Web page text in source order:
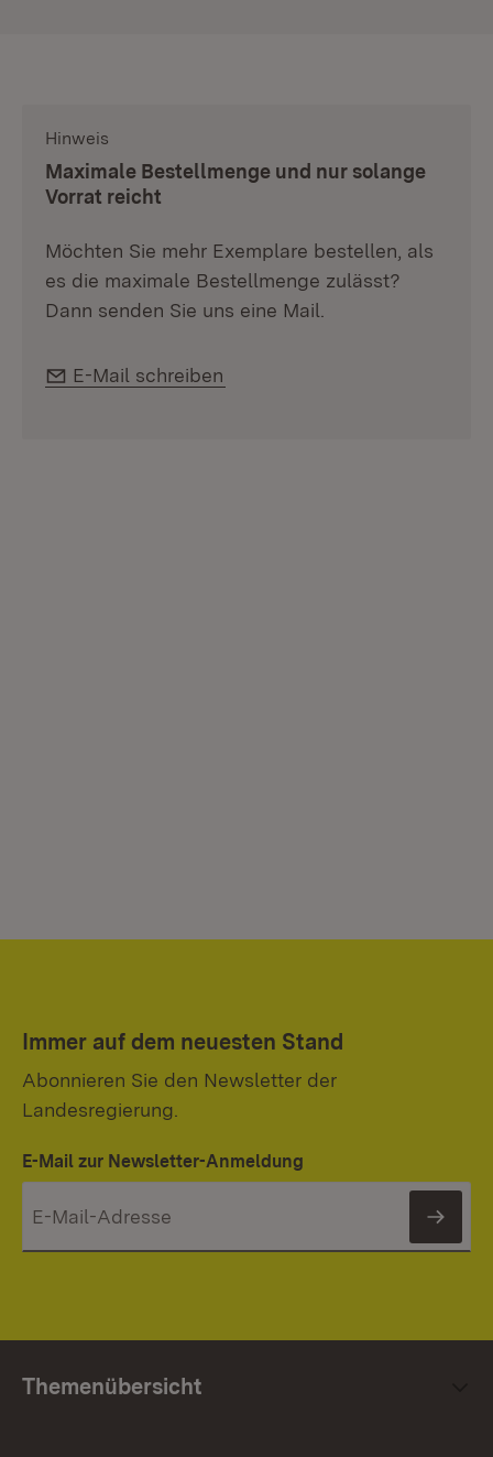
Hinweis
Maximale Bestellmenge und nur solange
Vorrat reicht
Möchten Sie mehr Exemplare bestellen, als
es die maximale Bestellmenge zulässt?
Dann senden Sie uns eine Mail.
E-Mail:
E-Mail schreiben
Immer auf dem neuesten Stand
Abonnieren Sie den Newsletter der
Landesregierung.
E-Mail zur Newsletter-Anmeldung
Themenübersicht